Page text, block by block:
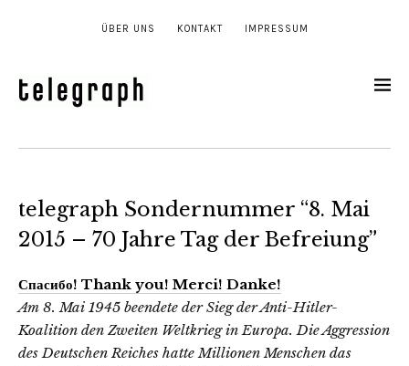
ÜBER UNS KONTAKT IMPRESSUM
telegraph Sondernummer “8. Mai
2015 – 70 Jahre Tag der Befreiung”
Спасибо! Thank you! Merci! Danke!
Am 8. Mai 1945 beendete der Sieg der Anti-Hitler-
Koalition den Zweiten Weltkrieg in Europa. Die Aggression
des Deutschen Reiches hatte Millionen Menschen das